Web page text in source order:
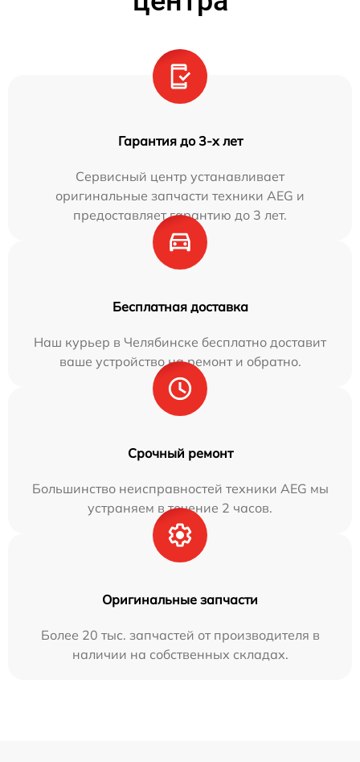
Гарантия до 3-х лет
Сервисный центр устанавливает
оригинальные запчасти техники AEG и
предоставляет гарантию до 3 лет.
Бесплатная доставка
Наш курьер в Челябинске бесплатно доставит
ваше устройство на ремонт и обратно.
Срочный ремонт
Большинство неисправностей техники AEG мы
устраняем в течение 2 часов.
Оригинальные запчасти
Более 20 тыс. запчастей от производителя в
наличии на собственных складах.